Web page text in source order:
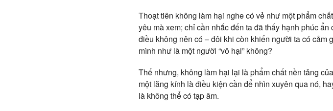
Thoạt tiên không làm hại nghe có vẻ như một phẩm
yêu mà xem; chỉ cần nhắc đến ta đã thấy hạnh phúc
điều không nên có – đôi khi còn khiến người ta có
mình như là một người “vô hại” không?
Thế nhưng, không làm hại lại là phẩm chất nền tảng
một lăng kính là điều kiện cần để nhìn xuyên qua nó,
là không thể có tạp âm.